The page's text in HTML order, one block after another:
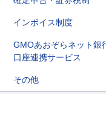
インボイス制度
GMOあおぞらネット銀
口座連携サービス
その他